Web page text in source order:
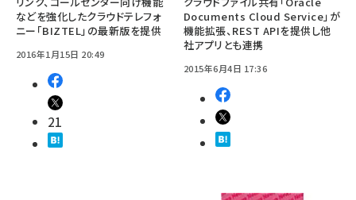
などを強化したクラウドテレフォ
ニー「BIZTEL」の最新版を提供
2016年1月15日 20:49
21
Documents Cloud Service」が
機能拡張、REST APIを提供し他
社アプリとも連携
2015年6月4日 17:36